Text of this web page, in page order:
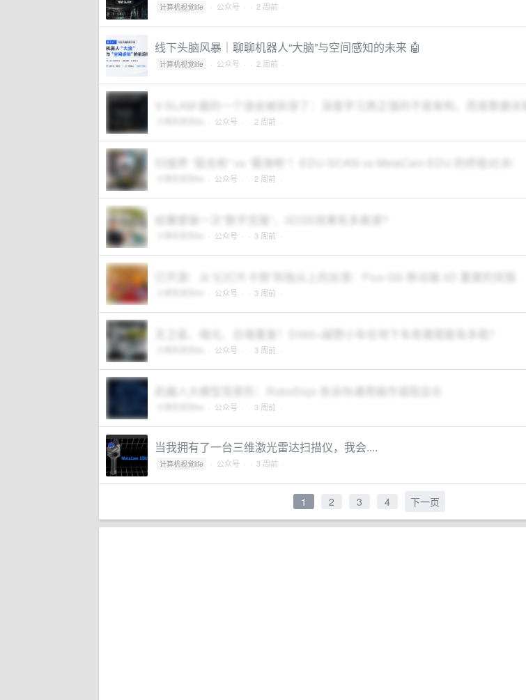
计算机视觉life · 公众号 · · 2 周前 ·
线下头脑风暴｜聊聊机器人“大脑”与空间感知的未来 🤖
计算机视觉life · 公众号 · · 2 周前 ·
V-SLAM 圈的一个误会被拆穿了：深度学习真正强的不是架构，而是数据关联
· 公众号 · · 2 周前 ·
扫描界 “狙击枪” vs “霰弹枪”！EDU-SCAN vs MetaCam EDU 的终极对决!
· 公众号 · · 2 周前 ·
给雕塑做一次“数字克隆”，3DGS效果有多离谱?
· 公众号 · · 3 周前 ·
已开源：从“幻灯片卡顿”到指尖上的丝滑：Flux-GS 移动端 3D 重建的突围
· 公众号 · · 3 周前 ·
无卫星、暗光、白墙重复！D360+越野小车在地下车库建图能有多稳？
· 公众号 · · 3 周前 ·
机器人大模型现原形：RoboDojo 告诉你通用操作道阻且长
· 公众号 · · 3 周前 ·
当我拥有了一台三维激光雷达扫描仪，我会....
计算机视觉life · 公众号 · · 3 周前 ·
1 2 3 4 下一页